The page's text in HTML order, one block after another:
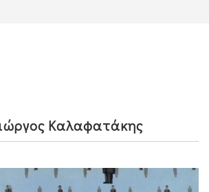
Καλαφατάκης